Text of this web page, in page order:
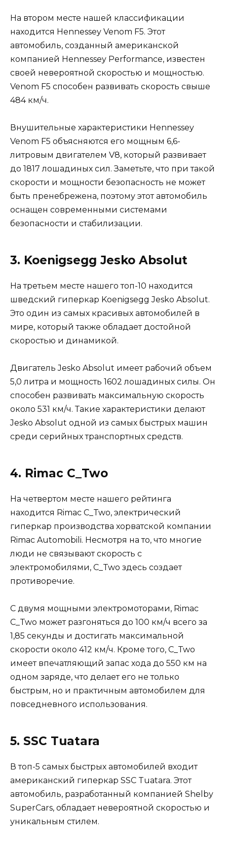
На втором месте нашей классификации
находится Hennessey Venom F5. Этот
автомобиль, созданный американской
компанией Hennessey Performance, известен
своей невероятной скоростью и мощностью.
Venom F5 способен развивать скорость свыше
484 км/ч.
Внушительные характеристики Hennessey
Venom F5 объясняются его мощным 6,6-
литровым двигателем V8, который развивает
до 1817 лошадиных сил. Заметьте, что при такой
скорости и мощности безопасность не может
быть пренебрежена, поэтому этот автомобиль
оснащен современными системами
безопасности и стабилизации.
3. Koenigsegg Jesko Absolut
На третьем месте нашего топ-10 находится
шведский гиперкар Koenigsegg Jesko Absolut.
Это один из самых красивых автомобилей в
мире, который также обладает достойной
скоростью и динамикой.
Двигатель Jesko Absolut имеет рабочий объем
5,0 литра и мощность 1602 лошадиных силы. Он
способен развивать максимальную скорость
около 531 км/ч. Такие характеристики делают
Jesko Absolut одной из самых быстрых машин
среди серийных транспортных средств.
4. Rimac C_Two
На четвертом месте нашего рейтинга
находится Rimac C_Two, электрический
гиперкар производства хорватской компании
Rimac Automobili. Несмотря на то, что многие
люди не связывают скорость с
электромобилями, C_Two здесь создает
противоречие.
С двумя мощными электромоторами, Rimac
C_Two может разгоняться до 100 км/ч всего за
1,85 секунды и достигать максимальной
скорости около 412 км/ч. Кроме того, C_Two
имеет впечатляющий запас хода до 550 км на
одном заряде, что делает его не только
быстрым, но и практичным автомобилем для
повседневного использования.
5. SSC Tuatara
В топ-5 самых быстрых автомобилей входит
американский гиперкар SSC Tuatara. Этот
автомобиль, разработанный компанией Shelby
SuperCars, обладает невероятной скоростью и
уникальным стилем.